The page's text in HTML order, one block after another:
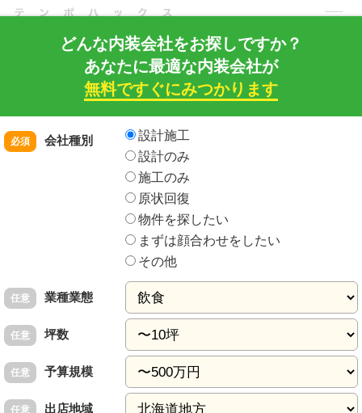
店舗・住宅・建築工事の内装建築ドットコム
店舗HACKS トップ
店舗開発ノウハウ
店舗デザイン・内装工事
ファサード・看板
内装の依頼先 をお探しの方はこちら
こんなにあるの？店舗用看板の種類と予算まとめ
店舗を開業するには欠かすことのできない看板ですが、さまざまな種類や
大きさのものがあり、値段も様々です。 大体１つの店舗につき３〜４つの
タイプの看板が使用されるケースが多く、 今回は主要な看板のタイプを予
算とともにご紹介します。
どんな内装会社をお探しですか？
あなたに最適な内装会社が
無料ですぐにみつかります
必須 会社種別
設計施工
設計のみ
施工のみ
原状回復
物件を探したい
まずは顔合わせをしたい
その他
任意 業種業態
任意 坪数
任意 予算規模
任意 出店地域